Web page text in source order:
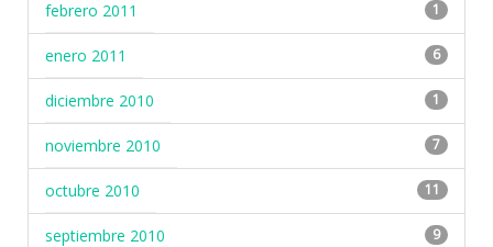
febrero 2011 1
enero 2011 6
diciembre 2010 1
noviembre 2010 7
octubre 2010 11
septiembre 2010 9